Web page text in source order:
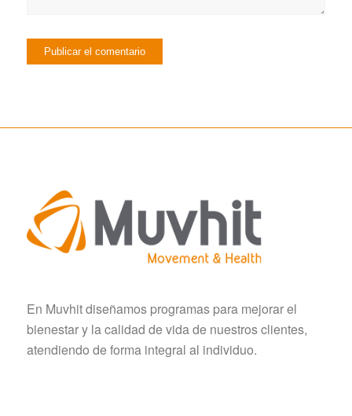
En Muvhit diseñamos programas para mejorar el
bienestar y la calidad de vida de nuestros clientes,
atendiendo de forma integral al individuo.